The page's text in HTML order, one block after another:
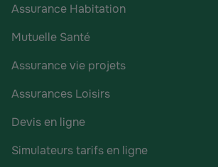
Assurance Habitation
Mutuelle Santé
Assurance vie projets
Assurances Loisirs
Devis en ligne
Simulateurs tarifs en ligne